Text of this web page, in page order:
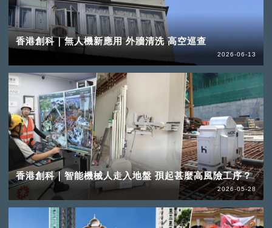
香港創科｜無人機新應用 外牆清洗 高空巡查
2026-06-13
香港創科｜智能機械人走入地盤 孭起甚麼高風險工序？
2026-05-28